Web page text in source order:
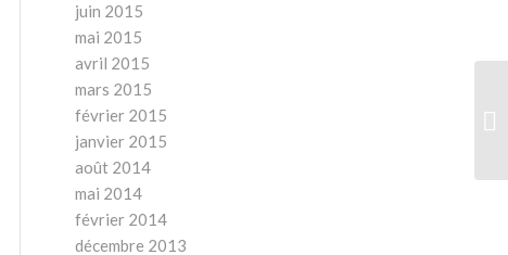
juin 2015
mai 2015
avril 2015
mars 2015
février 2015
janvier 2015
août 2014
mai 2014
février 2014
décembre 2013